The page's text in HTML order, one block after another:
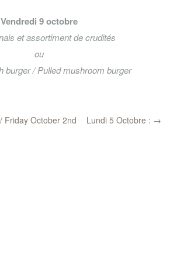
Vendredi 9 octobre
et assortiment de crudités
ou
burger / Pulled mushroom burger
Friday October 2nd Lundi 5 Octobre : →